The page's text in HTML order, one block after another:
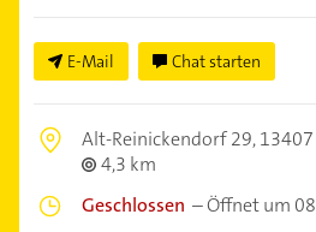
E-Mail Chat starten
Alt-Reinickendorf 29,
4,3 km
Geschlossen –Öffnet um